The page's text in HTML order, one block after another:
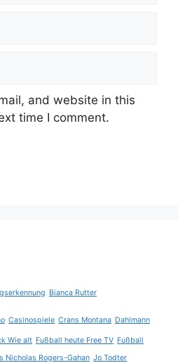
and website in this
time I comment.
Bianca Rutter
Casinospiele Crans Montana Dahlmann
Wie alt Fußball heute Free TV Fußball
Nicholas Rogers-Gahan Jo Todter